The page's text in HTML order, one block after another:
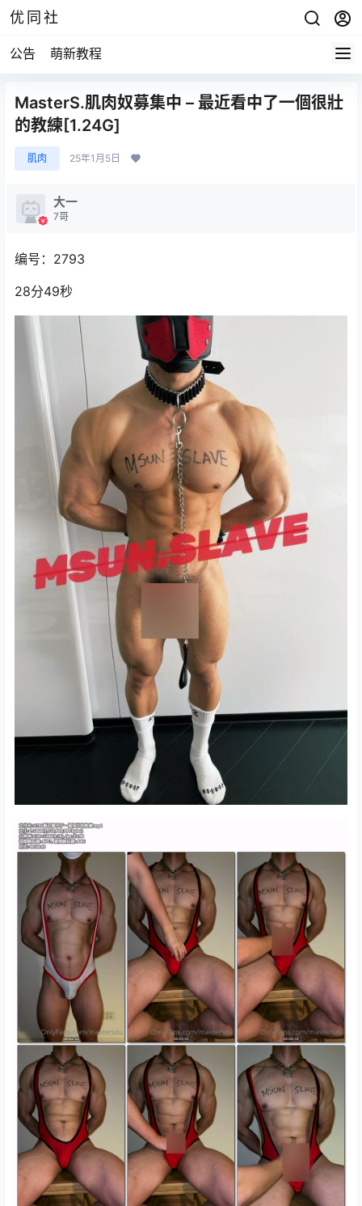
优同社
公告 萌新教程
MasterS.肌肉奴募集中 – 最近看中了一個很壯
的教練[1.24G]
肌肉 25年1月5日
大一
7哥
编号：2793
28分49秒